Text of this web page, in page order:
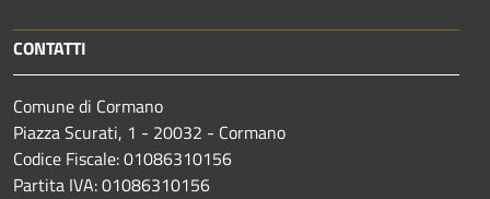
CONTATTI
Comune di Cormano
Piazza Scurati, 1 - 20032 - Cormano
Codice Fiscale: 01086310156
Partita IVA: 01086310156